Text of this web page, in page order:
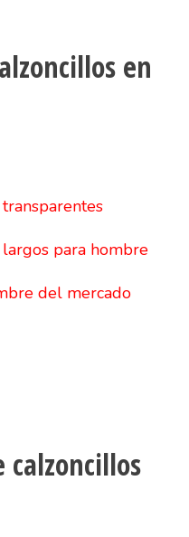
en
para hombre
del mercado
calzoncillos